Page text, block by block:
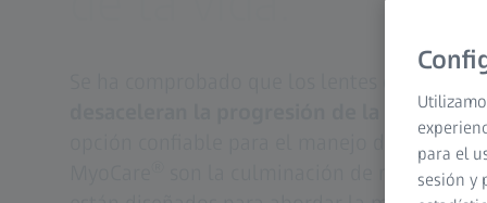
Se ha comprobado que los lentes del
desaceleran la progresión de la miopía
opción confiable para el manejo de la
son la culminación de más de
para el
sesión y